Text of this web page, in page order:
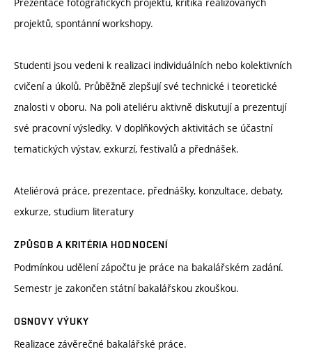
projektů, spontánní workshopy.
Studenti jsou vedeni k realizaci individuálních nebo kolektivních
cvičení a úkolů. Průběžně zlepšují své technické i teoretické
znalosti v oboru. Na poli ateliéru aktivně diskutují a prezentují
své pracovní výsledky. V doplňkových aktivitách se účastní
tematických výstav, exkurzí, festivalů a přednášek.
Ateliérová práce, prezentace, přednášky, konzultace, debaty,
exkurze, studium literatury
ZPŮSOB A KRITÉRIA HODNOCENÍ
Podmínkou udělení zápočtu je práce na bakalářském zadání.
Semestr je zakončen státní bakalářskou zkouškou.
OSNOVY VÝUKY
Realizace závěrečné bakalářské práce.